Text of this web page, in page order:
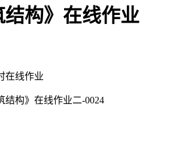
构》在线作业
在线作业
结构》在线作业二-0024